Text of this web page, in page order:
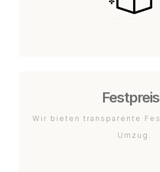
Wir bieten transparente
Umzug.